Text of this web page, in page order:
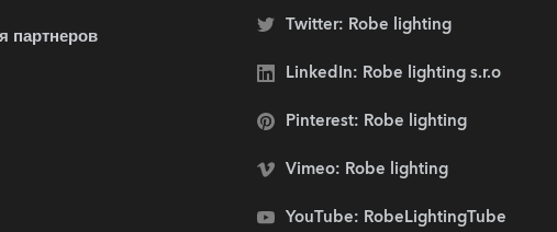
партнеров
Twitter: Robe lighting
LinkedIn: Robe lighting s.r.o
Pinterest: Robe lighting
Vimeo: Robe lighting
YouTube: RobeLightingTube